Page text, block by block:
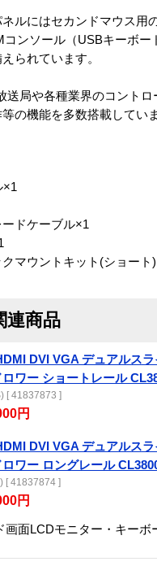
ルにはセカンドマウス用
コンソール（USBキーボ
られています。
送局や各種業界のコント
の機能を多数搭載していま
×1
ドケーブル×1
マウントキット(ショート
連商品
DVI VGA デュアルス
ワー ショートレール
[ 41837873 ]
円
DVI VGA デュアルス
ワー ロングレール
[ 41837874 ]
円
画面LCDモニター・キー